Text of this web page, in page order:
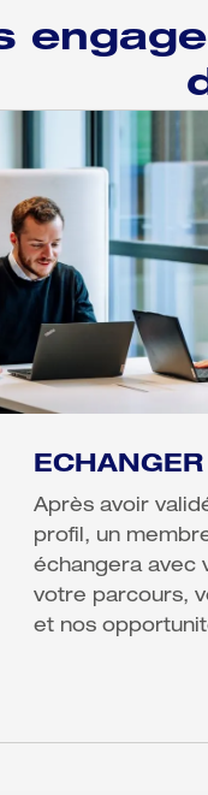
ECHANGER
Après avoir
profil, un
échangera avec
votre parcours,
et nos